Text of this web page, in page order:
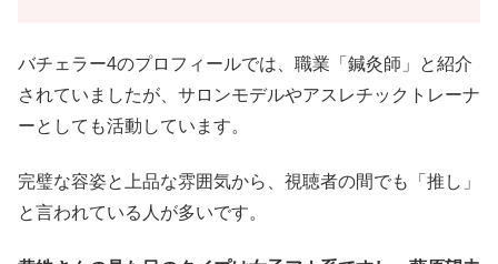
バチェラー4のプロフィールでは、職業「鍼灸師」と紹介
されていましたが、サロンモデルやアスレチックトレーナ
ーとしても活動しています。
完璧な容姿と上品な雰囲気から、視聴者の間でも「推し」
と言われている人が多いです。